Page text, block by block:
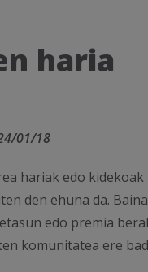
haria
01/18
hariak edo
den ehuna da.
edo premia
komunitatea ere